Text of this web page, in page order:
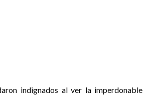
indignados al ver la imperdonable